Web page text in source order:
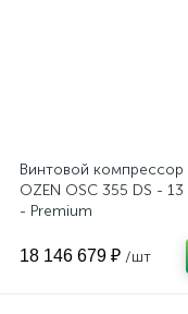
Винтовой компрессор
OZEN OSC 355 DS - 13
- Premium
18 146 679 ₽ /шт